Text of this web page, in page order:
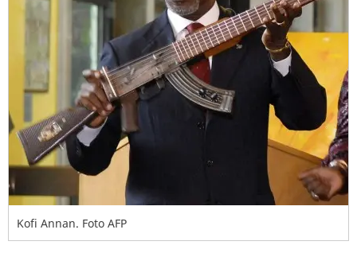
Kofi Annan. Foto AFP